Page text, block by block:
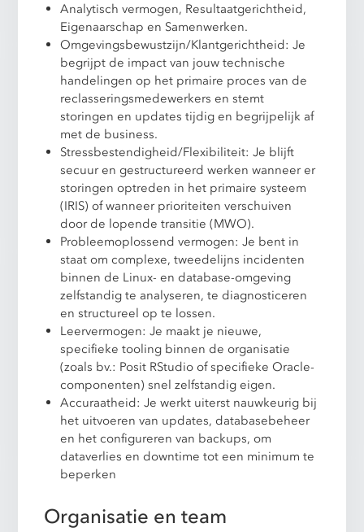
Analytisch vermogen, Resultaatgerichtheid,
Eigenaarschap en Samenwerken.
Omgevingsbewustzijn/Klantgerichtheid: Je
begrijpt de impact van jouw technische
handelingen op het primaire proces van de
reclasseringsmedewerkers en stemt
storingen en updates tijdig en begrijpelijk af
met de business.
Stressbestendigheid/Flexibiliteit: Je blijft
secuur en gestructureerd werken wanneer er
storingen optreden in het primaire systeem
(IRIS) of wanneer prioriteiten verschuiven
door de lopende transitie (MWO).
Probleemoplossend vermogen: Je bent in
staat om complexe, tweedelijns incidenten
binnen de Linux- en database-omgeving
zelfstandig te analyseren, te diagnosticeren
en structureel op te lossen.
Leervermogen: Je maakt je nieuwe,
specifieke tooling binnen de organisatie
(zoals bv.: Posit RStudio of specifieke Oracle-
componenten) snel zelfstandig eigen.
Accuraatheid: Je werkt uiterst nauwkeurig bij
het uitvoeren van updates, databasebeheer
en het configureren van backups, om
dataverlies en downtime tot een minimum te
beperken
Organisatie en team